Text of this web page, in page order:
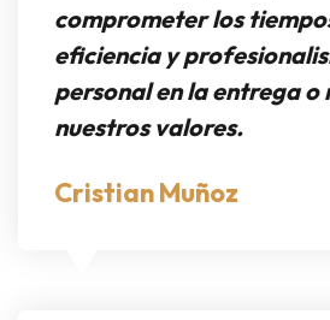
comprometer los
eficiencia y
personal en la entrega o
nuestros valores.
Cristian Muñoz